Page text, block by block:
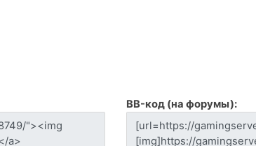
BB-код (на форумы):